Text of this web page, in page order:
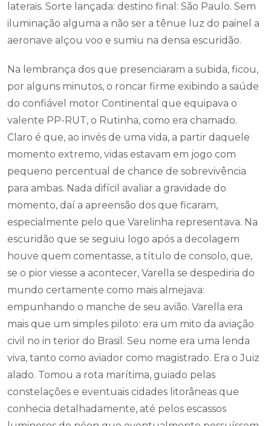
laterais. Sorte lançada: destino final: São Paulo. Sem
iluminação alguma a não ser a tênue luz do painel a
aeronave alçou voo e sumiu na densa escuridão.
Na lembrança dos que presenciaram a subida, ficou,
por alguns minutos, o roncar firme exibindo a saúde
do confiável motor Continental que equipava o
valente PP-RUT, o Rutinha, como era chamado.
Claro é que, ao invés de uma vida, a partir daquele
momento extremo, vidas estavam em jogo com
pequeno percentual de chance de sobrevivência
para ambas. Nada difícil avaliar a gravidade do
momento, daí a apreensão dos que ficaram,
especialmente pelo que Varelinha representava. Na
escuridão que se seguiu logo após a decolagem
houve quem comentasse, a título de consolo, que,
se o pior viesse a acontecer, Varella se despediria do
mundo certamente como mais almejava:
empunhando o manche de seu avião. Varella era
mais que um simples piloto: era um mito da aviação
civil no in terior do Brasil. Seu nome era uma lenda
viva, tanto como aviador como magistrado. Era o Juiz
alado. Tomou a rota marítima, guiado pelas
constelações e eventuais cidades litorâneas que
conhecia detalhadamente, até pelos escassos